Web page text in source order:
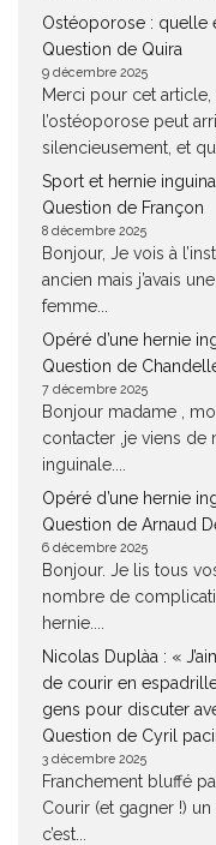
Ostéoporose : quelle
Question de Quira
9 décembre 2025
Merci pour cet
l’ostéoporose peut
silencieusement, et
Sport et hernie
Question de Françon
8 décembre 2025
Bonjour, Je vois à
ancien mais j’avais
femme...
Opéré d’une hernie
Question de
7 décembre 2025
Bonjour madame ,
contacter ,je viens de
inguinale....
Opéré d’une hernie
Question de Arnaud
6 décembre 2025
Bonjour. Je lis tous
nombre de
hernie....
Nicolas Duplàa : «
de courir en
gens pour discuter
Question de Cyril
3 décembre 2025
Franchement bluffé
Courir (et gagner !)
c’est...